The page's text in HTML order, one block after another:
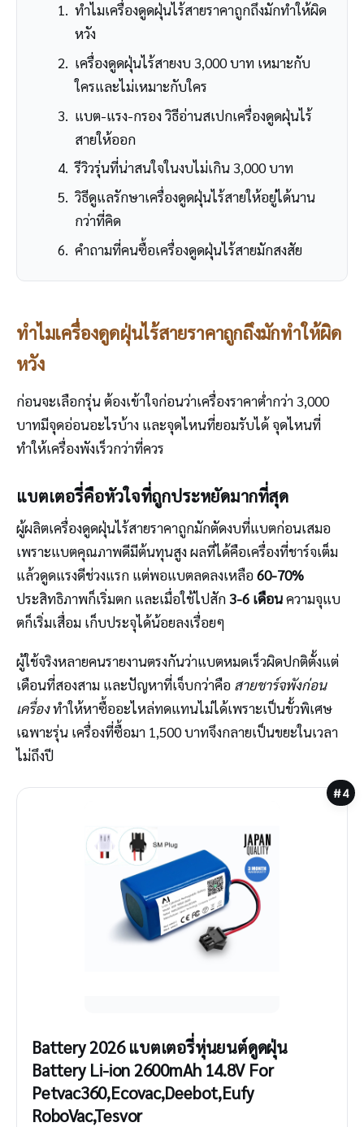
ทำไมเครื่องดูดฝุ่นไร้สายราคาถูกถึงมักทำให้ผิด
หวัง
เครื่องดูดฝุ่นไร้สายงบ 3,000 บาท เหมาะกับ
ใครและไม่เหมาะกับใคร
แบต-แรง-กรอง วิธีอ่านสเปกเครื่องดูดฝุ่นไร้
สายให้ออก
รีวิวรุ่นที่น่าสนใจในงบไม่เกิน 3,000 บาท
วิธีดูแลรักษาเครื่องดูดฝุ่นไร้สายให้อยู่ได้นาน
กว่าที่คิด
คำถามที่คนซื้อเครื่องดูดฝุ่นไร้สายมักสงสัย
ทำไมเครื่องดูดฝุ่นไร้สายราคาถูกถึงมักทำให้ผิด
หวัง
ก่อนจะเลือกรุ่น ต้องเข้าใจก่อนว่าเครื่องราคาต่ำกว่า 3,000
บาทมีจุดอ่อนอะไรบ้าง และจุดไหนที่ยอมรับได้ จุดไหนที่
ทำให้เครื่องพังเร็วกว่าที่ควร
แบตเตอรี่คือหัวใจที่ถูกประหยัดมากที่สุด
ผู้ผลิตเครื่องดูดฝุ่นไร้สายราคาถูกมักตัดงบที่แบตก่อนเสมอ
เพราะแบตคุณภาพดีมีต้นทุนสูง ผลที่ได้คือเครื่องที่ชาร์จเต็ม
แล้วดูดแรงดีช่วงแรก แต่พอแบตลดลงเหลือ60-70%
ประสิทธิภาพก็เริ่มตก และเมื่อใช้ไปสัก 3-6 เดือนความจุแบ
ตก็เริ่มเสื่อม เก็บประจุได้น้อยลงเรื่อยๆ
ผู้ใช้จริงหลายคนรายงานตรงกันว่าแบตหมดเร็วผิดปกติตั้งแต่
เดือนที่สองสาม และปัญหาที่เจ็บกว่าคือ สายชาร์จพังก่อน
เครื่องทำให้หาซื้ออะไหล่ทดแทนไม่ได้เพราะเป็นขั้วพิเศษ
เฉพาะรุ่น เครื่องที่ซื้อมา 1,500 บาทจึงกลายเป็นขยะในเวลา
ไม่ถึงปี
#4
Battery 2026 แบตเตอรี่หุ่นยนต์ดูดฝุ่น
Battery Li-ion 2600mAh 14.8V For
Petvac360,Ecovac,Deebot,Eufy
RoboVac,Tesvor